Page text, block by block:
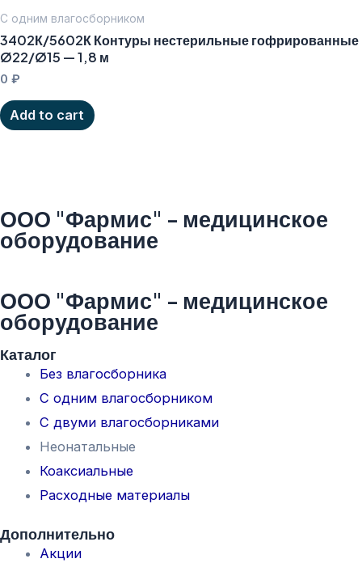
С одним влагосборником
3402К/5602К Контуры нестерильные гофрированные
Ø22/Ø15 — 1,8 м
0 ₽
Add to cart
ООО "Фармис" - медицинское
оборудование
ООО "Фармис" - медицинское
оборудование
Каталог
Без влагосборника
С одним влагосборником
С двуми влагосборниками
Неонатальные
Коаксиальные
Расходные материалы
Дополнительно
Акции